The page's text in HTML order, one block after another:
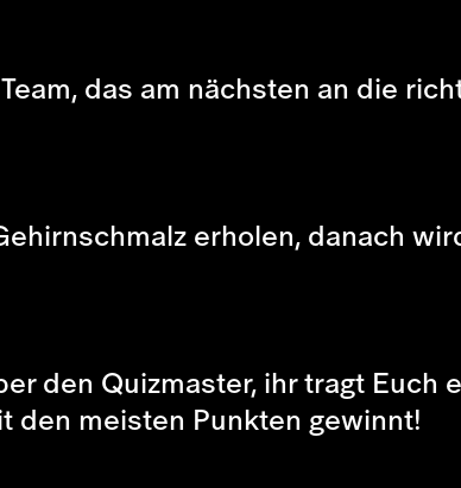
das am nächsten an die
erholen, danach
den Quizmaster, ihr tragt Euch
den meisten Punkten gewinnt!